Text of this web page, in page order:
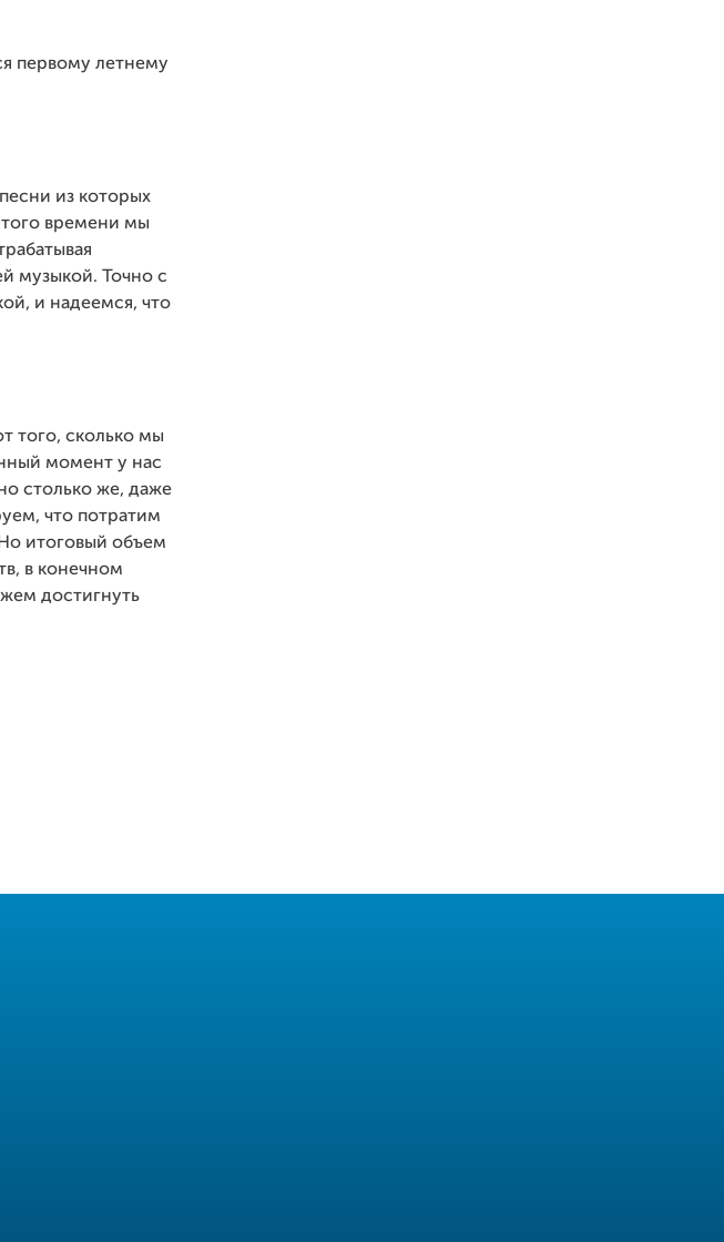
первому летнему
из которых
времени мы
музыкой. Точно с
и надеемся, что
того, сколько мы
момент у нас
столько же, даже
что потратим
итоговый объем
в конечном
достигнуть